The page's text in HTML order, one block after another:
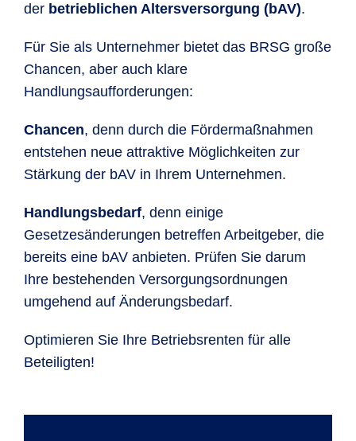
der betrieblichen Altersversorgung (bAV).
Für Sie als Unternehmer bietet das BRSG große
Chancen, aber auch klare
Handlungsaufforderungen:
Chancen, denn durch die Fördermaßnahmen
entstehen neue attraktive Möglichkeiten zur
Stärkung der bAV in Ihrem Unternehmen.
Handlungsbedarf, denn einige
Gesetzesänderungen betreffen Arbeitgeber, die
bereits eine bAV anbieten. Prüfen Sie darum
Ihre bestehenden Versorgungsordnungen
umgehend auf Änderungsbedarf.
Optimieren Sie Ihre Betriebsrenten für alle
Beteiligten!